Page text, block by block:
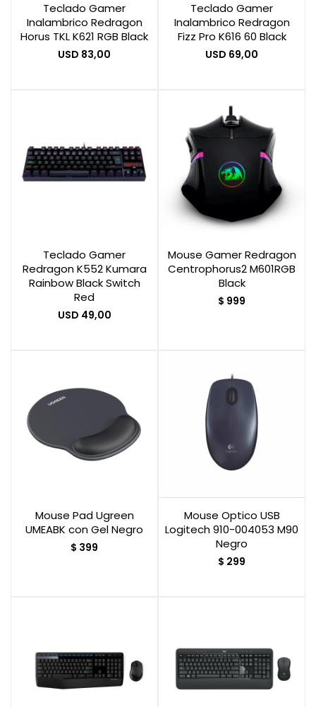
Teclado Gamer
Inalambrico Redragon
Horus TKL K621 RGB Black
USD 83,00
Teclado Gamer
Inalambrico Redragon
Fizz Pro K616 60 Black
USD 69,00
Teclado Gamer
Redragon K552 Kumara
Rainbow Black Switch
Red
USD 49,00
Mouse Gamer Redragon
Centrophorus2 M601RGB
Black
$ 999
Mouse Pad Ugreen
UMEABK con Gel Negro
$ 399
Mouse Optico USB
Logitech 910-004053 M90
Negro
$ 299